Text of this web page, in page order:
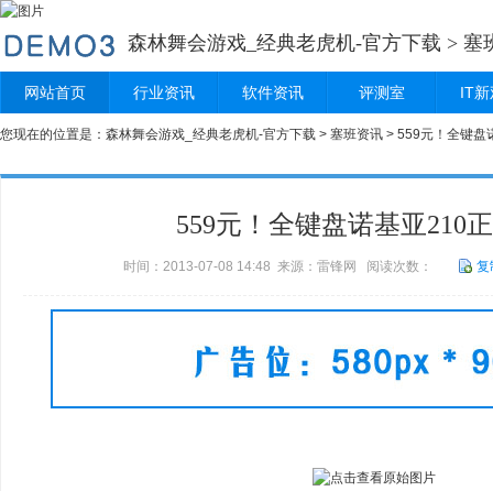
森林舞会游戏_经典老虎机-官方下载 > 塞
网站首页 行业资讯 软件资讯 评测室 IT
您现在的位置是： 森林舞会游戏_经典老虎机-官方下载 > 塞班资讯 > 559元！全键盘
559元！全键盘诺基亚210
时间：2013-07-08 14:48 来源：雷锋网 阅读次数： 复